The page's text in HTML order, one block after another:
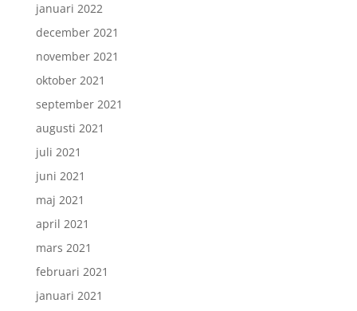
januari 2022
december 2021
november 2021
oktober 2021
september 2021
augusti 2021
juli 2021
juni 2021
maj 2021
april 2021
mars 2021
februari 2021
januari 2021